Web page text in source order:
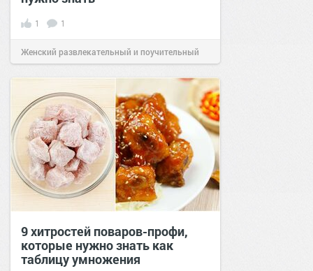
1 1
Женский развлекательный и поучительный
сайт.20:59 22 апр 2022
9 хитростей поваров-профи,
которые нужно знать как
таблицу умножения